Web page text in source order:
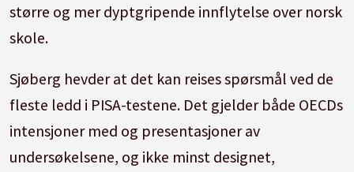
større og mer dyptgripende innflytelse over norsk
skole.
Sjøberg hevder at det kan reises spørsmål ved de
fleste ledd i PISA-testene. Det gjelder både OECDs
intensjoner med og presentasjoner av
undersøkelsene, og ikke minst designet,